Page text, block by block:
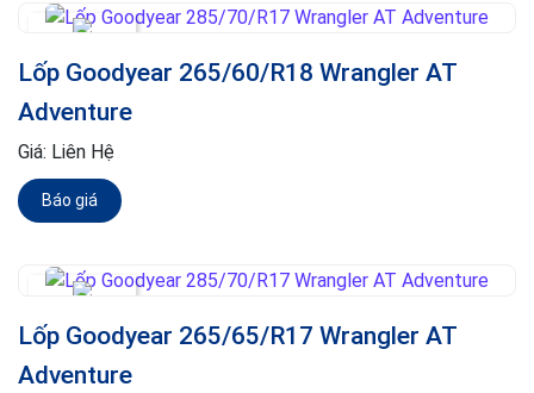
Lốp Goodyear 265/60/R18 Wrangler AT
Adventure
Giá: Liên Hệ
Báo giá
Lốp Goodyear 265/65/R17 Wrangler AT
Adventure